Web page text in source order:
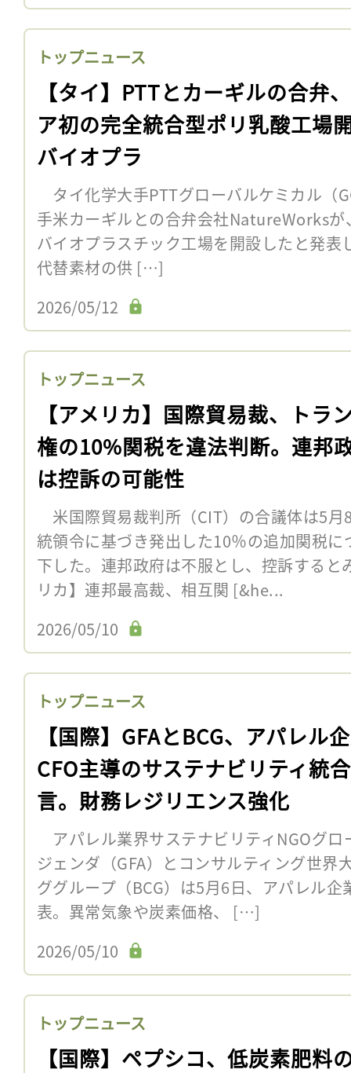
トップニュース
【タイ】PTTとカーギルの合弁
ア初の完全統合型ポリ乳酸工場
バイオプラ
タイ化学大手PTTグローバルケミカル（
手米カーギルとの合弁会社NatureWorks
バイオプラスチック工場を開設したと発
代替素材の供 […]
2026/05/12
トップニュース
【アメリカ】国際貿易裁、トラ
権の10%関税を違法判断。連邦
は控訴の可能性
米国際貿易裁判所（CIT）の合議体は5月
統領令に基づき発出した10％の追加関税
下した。連邦政府は不服とし、控訴すると
リカ】連邦最高裁、相互関 [&he...
2026/05/10
トップニュース
【国際】GFAとBCG、アパレル
CFO主導のサステナビリティ統
言。財務レジリエンス強化
アパレル業界サステナビリティNGOグ
ジェンダ（GFA）とコンサルティング世界
ググループ（BCG）は5月6日、アパレル
表。異常気象や炭素価格、 […]
2026/05/10
トップニュース
【国際】ペプシコ、低炭素肥料